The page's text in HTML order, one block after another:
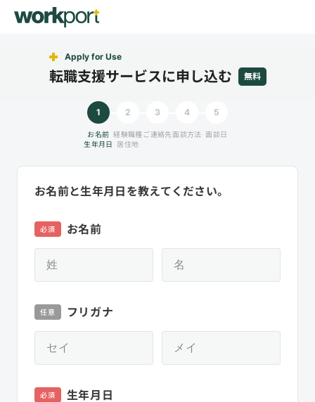
Apply for Use
転職支援サービスに申し込む 無料
1
お名前
生年月日
2
経験職種
居住地
3
ご連絡先
4
面談方法
5
面談日
お名前と生年月日を教えてください。
お名前
必須
フリガナ
任意
生年月日
必須